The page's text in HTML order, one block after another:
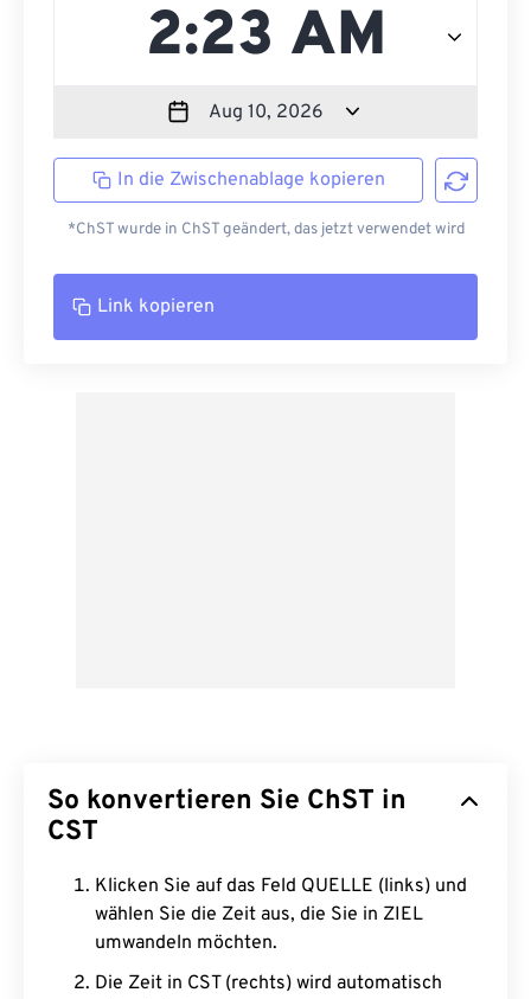
In die Zwischenablage kopieren
*ChST wurde in ChST geändert, das jetzt verwendet wird
Link kopieren
So konvertieren Sie ChST in
CST
Klicken Sie auf das Feld QUELLE (links) und
wählen Sie die Zeit aus, die Sie in ZIEL
umwandeln möchten.
Die Zeit in CST (rechts) wird automatisch